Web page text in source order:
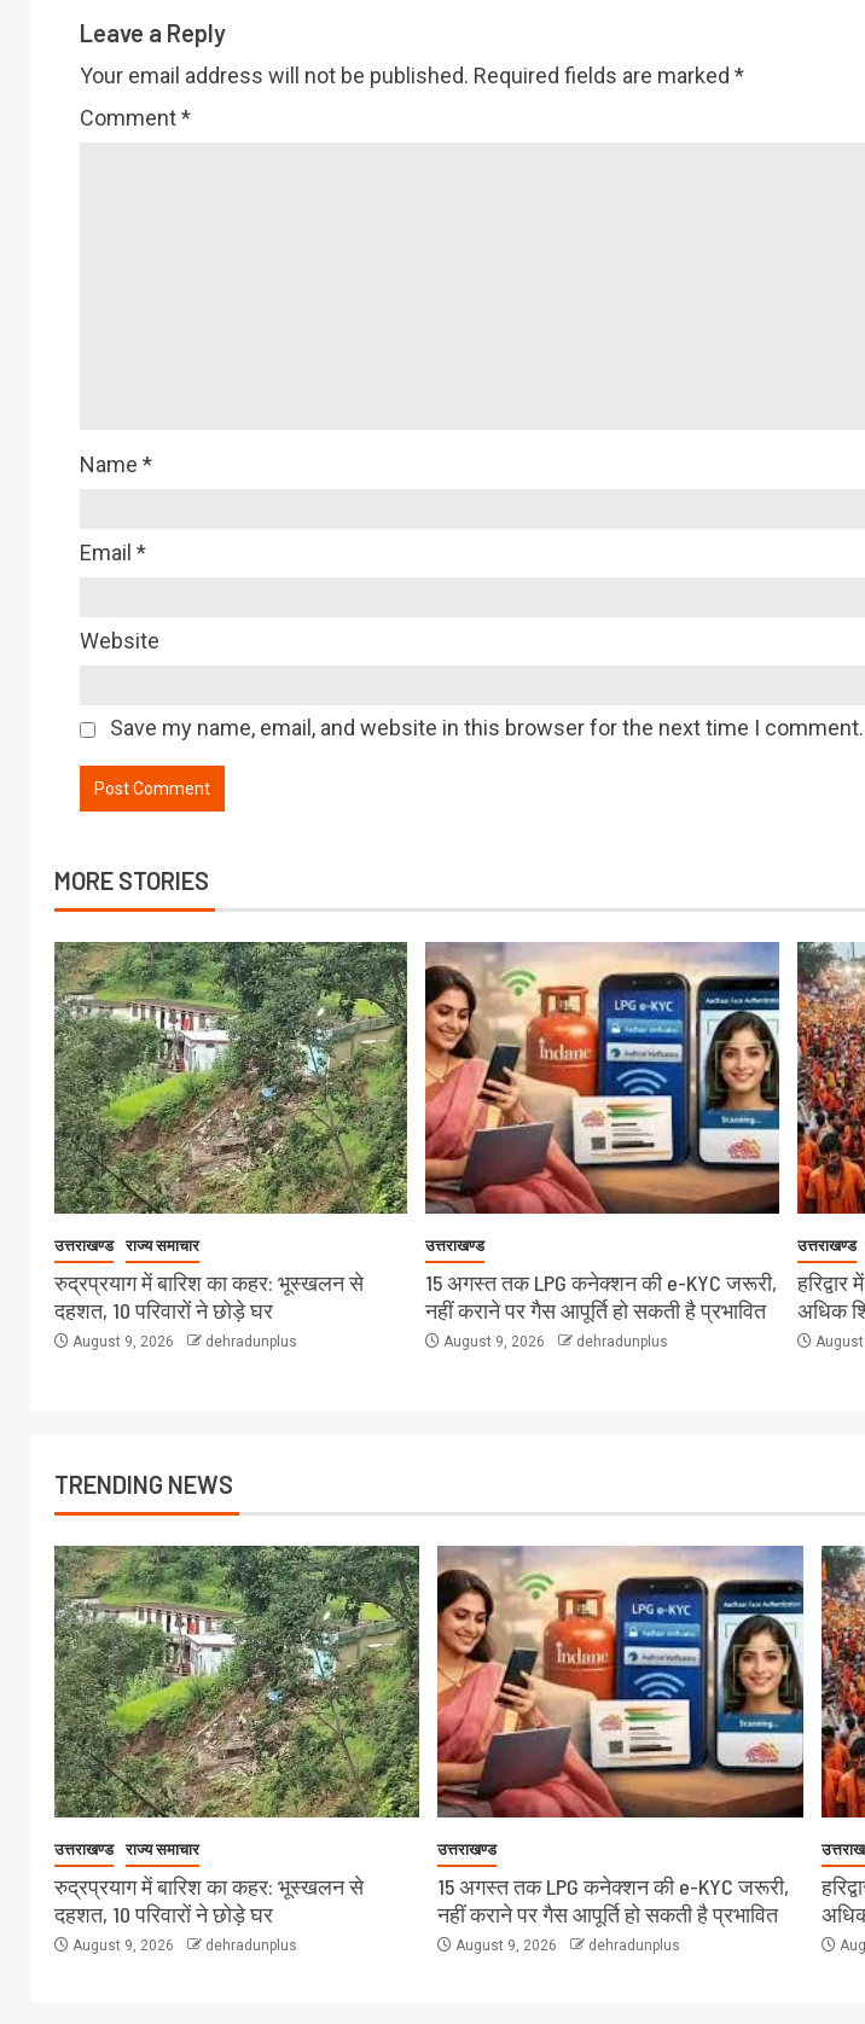
Leave a Reply
Your email address will not be published. Required fields are marked *
Comment*
Name *
Email *
Website
Save my name, email, and website in this browser for the next time I comment.
MORE STORIES
उत्तराखण्ड राज्य समाचार
रुद्रप्रयाग में बारिश का कहर: भूस्खलन से
दहशत, 10 परिवारों ने छोड़े घर
August 9, 2026 dehradunplus
उत्तराखण्ड
15 अगस्त तक LPG कनेक्शन की e-KYC जरूरी,
नहीं कराने पर गैस आपूर्ति हो सकती है प्रभावित
August 9, 2026 dehradunplus
उत्तराखण्ड
अधिक
TRENDING NEWS
उत्तराखण्ड राज्य समाचार
रुद्रप्रयाग में बारिश का कहर: भूस्खलन से
दहशत, 10 परिवारों ने छोड़े घर
August 9, 2026 dehradunplus
उत्तराखण्ड
15 अगस्त तक LPG कनेक्शन की e-KYC जरूरी,
नहीं कराने पर गैस आपूर्ति हो सकती है प्रभावित
August 9, 2026 dehradunplus